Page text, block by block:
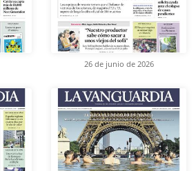
26 de junio de 2026